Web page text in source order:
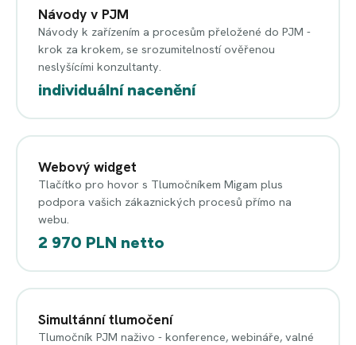
Návody v PJM
Návody k zařízením a procesům přeložené do PJM -
krok za krokem, se srozumitelností ověřenou
neslyšícími konzultanty.
individuální nacenění
Webový widget
Tlačítko pro hovor s Tlumočníkem Migam plus
podpora vašich zákaznických procesů přímo na
webu.
2 970 PLN netto
Simultánní tlumočení
Tlumočník PJM naživo - konference, webináře, valné